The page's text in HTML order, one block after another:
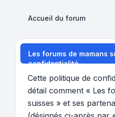
Accueil du forum
Les forums de mamans
confidentialité
Cette politique de
détail comment « Les
suisses » et ses